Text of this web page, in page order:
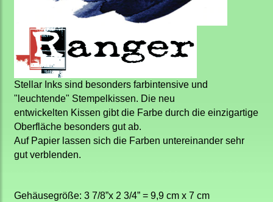
Stellar Inks sind besonders farbintensive und
"leuchtende" Stempelkissen. Die neu
entwickelten Kissen gibt die Farbe durch die einzigartige
Oberfläche besonders gut ab.
Auf Papier lassen sich die Farben untereinander sehr
gut verblenden.
Gehäusegröße: 3 7/8”x 2 3/4” = 9,9 cm x 7 cm